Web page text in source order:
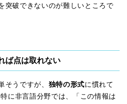
突破できないのが難しいところで
ば点は取れない
そうですが、 独特の形式に慣れて
に非言語分野では、「この情報は